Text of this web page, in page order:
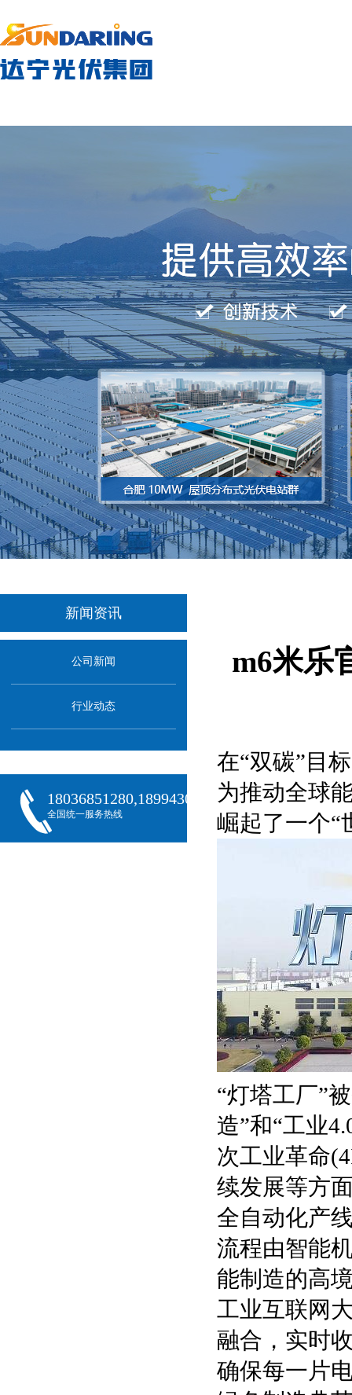
新闻资讯
公司新闻
行业动态
18036851280,18994301288,18068407382
全国统一服务热线
m6米乐
在“双碳”目
为推动全球
崛起了一个“
“灯塔工厂”
造”和“工业
次工业革命
续发展等方
全自动化产
流程由智能
能制造的高
工业互联网
融合，实时
确保每一片